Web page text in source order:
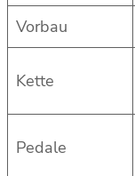
Vorbau
Kette
Pedale